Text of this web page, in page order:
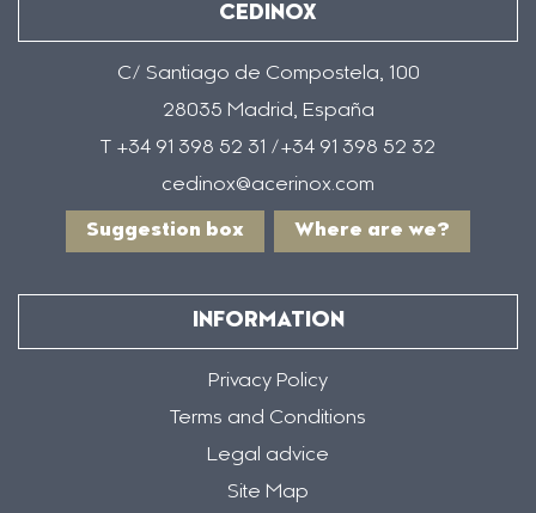
CEDINOX
C/ Santiago de Compostela, 100
28035 Madrid, España
T +34 91 398 52 31 /+34 91 398 52 32
cedinox@acerinox.com
Suggestion box Where are we?
INFORMATION
Privacy Policy
Terms and Conditions
Legal advice
Site Map